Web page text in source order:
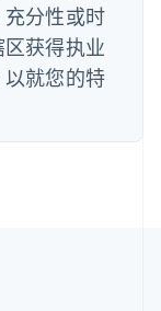
分性或时
获得执业
就您的特